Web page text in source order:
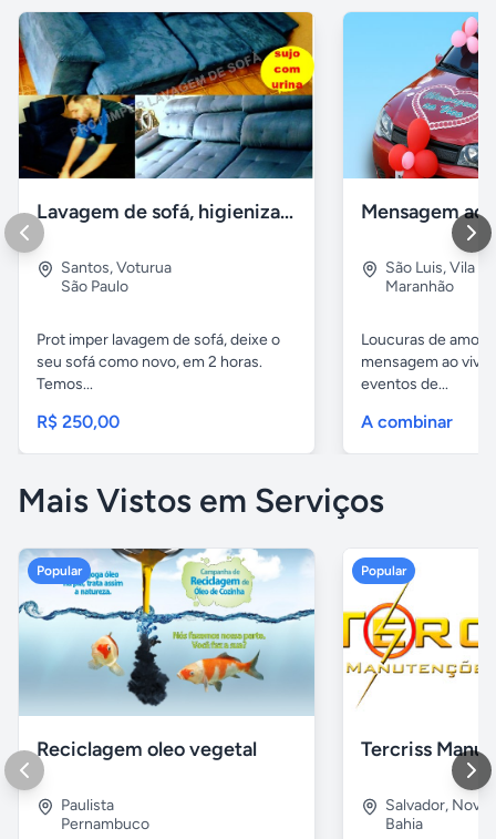
Lavagem de sofá, higienização sofá, Impermeabilização
Santos,Voturua
São Paulo
Prot imper lavagem de sofá, deixe o
seu sofá como novo, em 2 horas.
Temos...
R$ 250,00
São Luis,Vila
Maranhão
Loucuras de amor,
mensagem ao
eventos de...
A combinar
Mais Vistos em Serviços
Popular
Reciclagem oleo vegetal
Paulista
Pernambuco
Popular
Salvador, Nova
Bahia